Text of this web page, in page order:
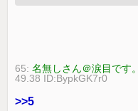
65:名無しさん＠涙目です
49.38 ID:BypkGK7r0
>>5